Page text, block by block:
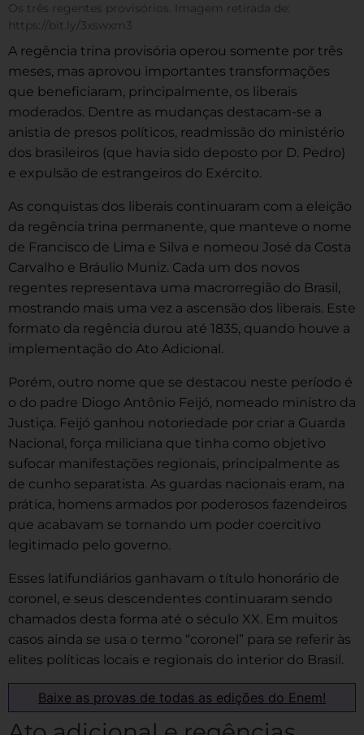
Os três regentes provisórios. Imagem retirada de:
https://bit.ly/3xswxm3
A regência trina provisória operou somente por três
meses, mas aprovou importantes transformações
que beneficiaram, principalmente, os liberais
moderados. Dentre as mudanças destacam-se a
anistia de presos políticos, readmissão do ministério
dos brasileiros (que havia sido deposto por D. Pedro)
e expulsão de estrangeiros do Exército.
As conquistas dos liberais continuaram com a eleição
da regência trina permanente, que manteve o nome
de Francisco de Lima e Silva e nomeou José da Costa
Carvalho e Bráulio Muniz. Cada um dos novos
regentes representava uma macrorregião do Brasil,
mostrando mais uma vez a ascensão dos liberais. Este
formato da regência durou até 1835, quando houve a
implementação do Ato Adicional.
Porém, outro nome que se destacou neste período é
o do padre Diogo Antônio Feijó, nomeado ministro da
Justiça. Feijó ganhou notoriedade por criar a Guarda
Nacional, força miliciana que tinha como objetivo
sufocar manifestações regionais, principalmente as
de cunho separatista. As guardas nacionais eram, na
prática, homens armados por poderosos fazendeiros
que acabavam se tornando um poder coercitivo
legitimado pelo governo.
Esses latifundiários ganhavam o título honorário de
coronel, e seus descendentes continuaram sendo
chamados desta forma até o século XX. Em muitos
casos ainda se usa o termo “coronel” para se referir às
elites políticas locais e regionais do interior do Brasil.
Baixe as provas de todas as edições do Enem!